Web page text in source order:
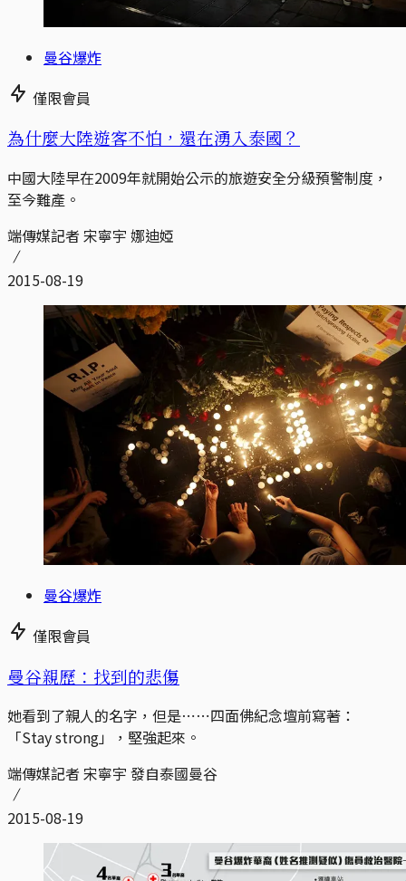
曼谷爆炸
僅限會員
為什麼大陸遊客不怕，還在湧入泰國？
中國大陸早在2009年就開始公示的旅遊安全分級預警制度，
至今難產。
端傳媒記者 宋寧宇 娜迪婭
2015-08-19
曼谷爆炸
僅限會員
曼谷親歷：找到的悲傷
她看到了親人的名字，但是⋯⋯四面佛紀念壇前寫著：
「Stay strong」，堅強起來。
端傳媒記者 宋寧宇 發自泰國曼谷
2015-08-19